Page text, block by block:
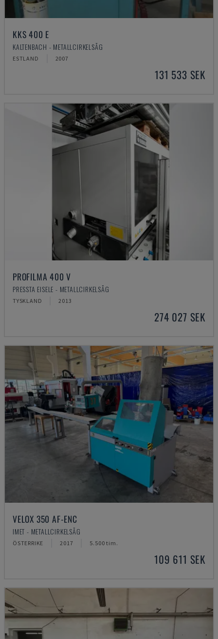
KKS 400 E
KALTENBACH - METALLCIRKELSÅG
ESTLAND 2007
131 533 SEK
PROFILMA 400 V
PRESSTA EISELE - METALLCIRKELSÅG
TYSKLAND 2013
274 027 SEK
VELOX 350 AF-ENC
IMET - METALLCIRKELSÅG
ÖSTERRIKE 2017 5.500 tim.
109 611 SEK